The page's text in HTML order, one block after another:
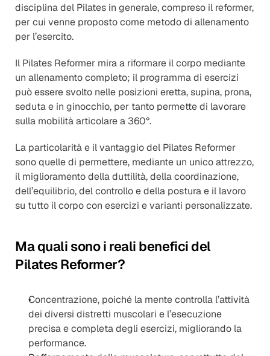
disciplina del Pilates in generale, compreso il reformer,
per cui venne proposto come metodo di allenamento
per l’esercito.
Il Pilates Reformer mira a riformare il corpo mediante
un allenamento completo; il programma di esercizi
può essere svolto nelle posizioni eretta, supina, prona,
seduta e in ginocchio, per tanto permette di lavorare
sulla mobilità articolare a 360°.
La particolarità e il vantaggio del Pilates Reformer
sono quelle di permettere, mediante un unico attrezzo,
il miglioramento della duttilità, della coordinazione,
dell’equilibrio, del controllo e della postura e il lavoro
su tutto il corpo con esercizi e varianti personalizzate.
Ma quali sono i reali benefici del
Pilates Reformer?
Concentrazione, poiché la mente controlla l’attività
dei diversi distretti muscolari e l’esecuzione
precisa e completa degli esercizi, migliorando la
performance.